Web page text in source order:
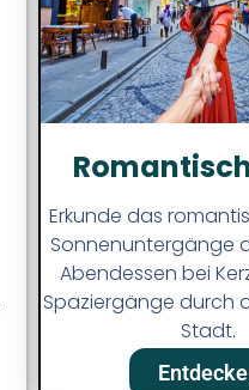
Erkunde das
Sonnenuntergänge
Abendessen bei
Spaziergänge durch
Stadt.